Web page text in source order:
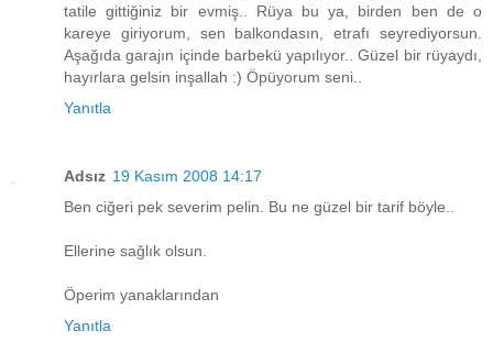
tatile gittiğiniz bir evmiş.. Rüya bu ya, birden ben de o
kareye giriyorum, sen balkondasın, etrafı seyrediyorsun.
Aşağıda garajın içinde barbekü yapılıyor.. Güzel bir rüyaydı,
hayırlara gelsin inşallah :) Öpüyorum seni..
Yanıtla
Adsız 19 Kasım 2008 14:17
Ben ciğeri pek severim pelin. Bu ne güzel bir tarif böyle..
Ellerine sağlık olsun.
Öperim yanaklarından
Yanıtla